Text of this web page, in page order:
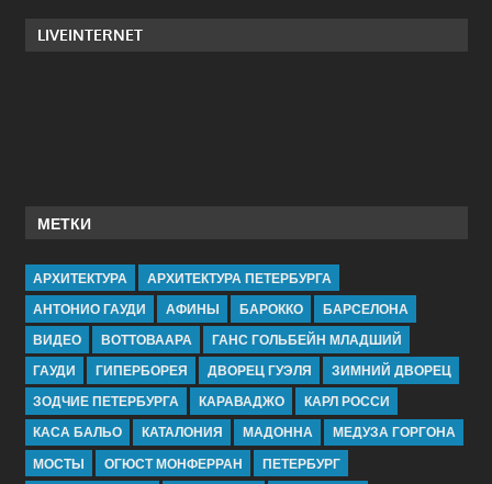
LIVEINTERNET
МЕТКИ
АРХИТЕКТУРА
АРХИТЕКТУРА ПЕТЕРБУРГА
АНТОНИО ГАУДИ
АФИНЫ БАРОККО
БАРСЕЛОНА
ВИДЕО
ВОТТОВААРА
ГАНС ГОЛЬБЕЙН МЛАДШИЙ
ГАУДИ
ГИПЕРБОРЕЯ ДВОРЕЦ ГУЭЛЯ
ЗИМНИЙ ДВОРЕЦ
ЗОДЧИЕ ПЕТЕРБУРГА
КАРАВАДЖО
КАРЛ РОССИ
КАСА БАЛЬО
КАТАЛОНИЯ МАДОННА
МЕДУЗА ГОРГОНА
МОСТЫ
ОГЮСТ МОНФЕРРАН ПЕТЕРБУРГ